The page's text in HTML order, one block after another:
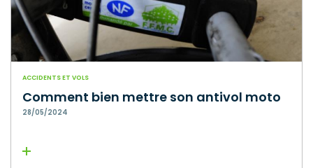
ACCIDENTS ET VOLS
Comment bien mettre son antivol moto
28/05/2024
Lire la suite